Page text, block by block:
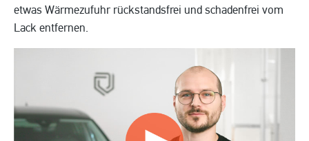
etwas Wärmezufuhr rückstandsfrei und schadenfrei vom
Lack entfernen.